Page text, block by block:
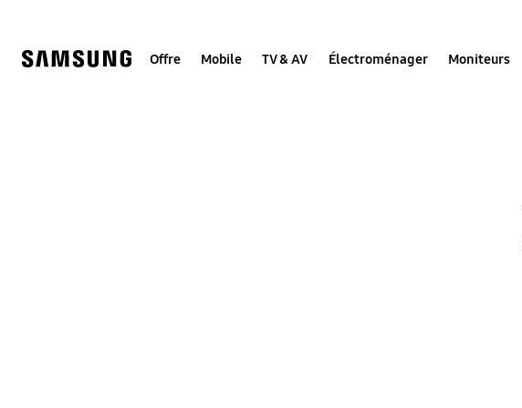
Offre Mobile TV & AV Électroménager Moniteurs